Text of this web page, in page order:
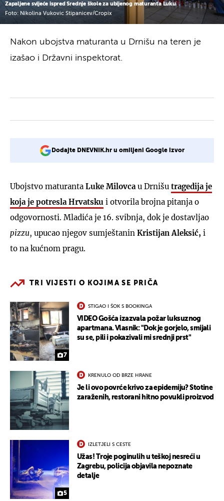
Zapaljene svijeće ispred Srednje škole za ubijenog maturanta Luku
Foto: Nikolina Vukovic Stipanicev/Cropix
Nakon ubojstva maturanta u Drnišu na teren je
izašao i Državni inspektorat.
Dodajte DNEVNIK.hr u omiljeni Google izvor
Ubojstvo maturanta Luke Milovca u Drnišu tragedija je
koja je potresla Hrvatsku i otvorila brojna pitanja o
odgovornosti. Mladića je 16. svibnja, dok je dostavljao
pizzu, upucao njegov sumještanin Kristijan Aleksić, i
to na kućnom pragu.
TRI VIJESTI O KOJIMA SE PRIČA
7
STIGAO I ŠOK S BOOKINGA
VIDEO Gošća izazvala požar luksuznog
apartmana. Vlasnik: "Dok je gorjelo, smijali
su se, pili i pokazivali mi srednji prst"
KRENULO OD BRZE HRANE
Je li ovo povrće krivo za epidemiju? Stotine
zaraženih, restorani hitno povukli proizvod
5
IZLETJELI S CESTE
Užas! Troje poginulih u teškoj nesreći u
Zagrebu, policija objavila nepoznate
detalje